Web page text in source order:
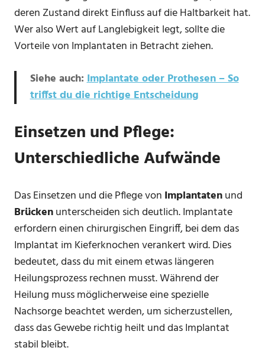
deren Zustand direkt Einfluss auf die Haltbarkeit hat.
Wer also Wert auf Langlebigkeit legt, sollte die
Vorteile von Implantaten in Betracht ziehen.
Siehe auch:Implantate oder Prothesen – So
triffst du die richtige Entscheidung
Einsetzen und Pflege:
Unterschiedliche Aufwände
Das Einsetzen und die Pflege von Implantatenund
Brückenunterscheiden sich deutlich. Implantate
erfordern einen chirurgischen Eingriff, bei dem das
Implantat im Kieferknochen verankert wird. Dies
bedeutet, dass du mit einem etwas längeren
Heilungsprozess rechnen musst. Während der
Heilung muss möglicherweise eine spezielle
Nachsorge beachtet werden, um sicherzustellen,
dass das Gewebe richtig heilt und das Implantat
stabil bleibt.